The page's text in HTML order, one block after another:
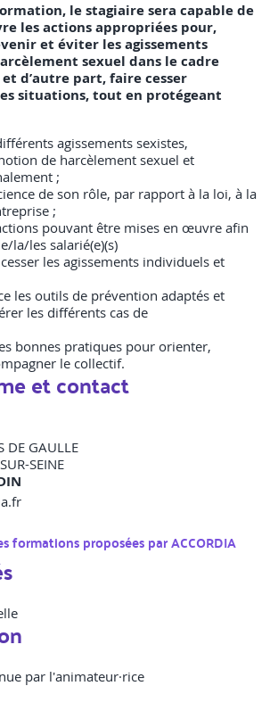
le stagiaire sera capable de
les actions appropriées pour,
et éviter les agissements
sexuel dans le cadre
d’autre part, faire cesser
situations, tout en protégeant
agissements sexistes,
de harcèlement sexuel et
;
de son rôle, par rapport à la loi, à la
;
pouvant être mises en œuvre afin
la/les salarié(e)(s)
les agissements individuels et
les outils de prévention adaptés et
les différents cas de
bonnes pratiques pour orienter,
le collectif.
et contact
DE GAULLE
SEINE
formations proposées parACCORDIA
par l'animateur·rice